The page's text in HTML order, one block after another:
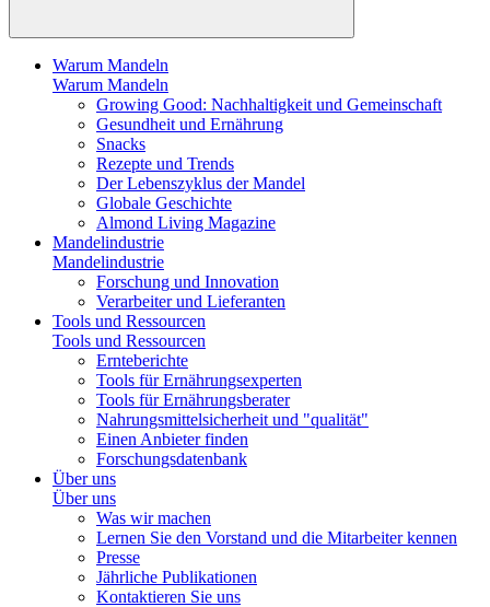
Warum Mandeln
Warum Mandeln
Growing Good: Nachhaltigkeit und Gemeinschaft
Gesundheit und Ernährung
Snacks
Rezepte und Trends
Der Lebenszyklus der Mandel
Globale Geschichte
Almond Living Magazine
Mandelindustrie
Mandelindustrie
Forschung und Innovation
Verarbeiter und Lieferanten
Tools und Ressourcen
Tools und Ressourcen
Ernteberichte
Tools für Ernährungsexperten
Tools für Ernährungsberater
Nahrungsmittelsicherheit und "qualität"
Einen Anbieter finden
Forschungsdatenbank
Über uns
Über uns
Was wir machen
Lernen Sie den Vorstand und die Mitarbeiter kennen
Presse
Jährliche Publikationen
Kontaktieren Sie uns